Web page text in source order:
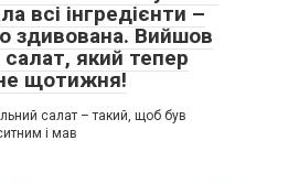
всі інгредієнти –
здивована. Вийшов
який тепер
щотижня!
салат – такий, щоб був
і мав